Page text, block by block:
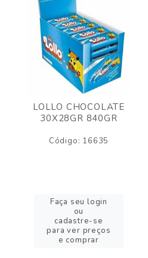
LOLLO CHOCOLATE
30X28GR 840GR
Código: 16635
Faça seu login
ou
cadastre-se
para ver preços
e comprar